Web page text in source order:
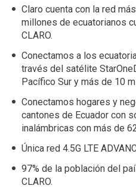
Claro cuenta con la red
millones de ecuatorianos
CLARO.
Conectamos a los
través del satélite
Pacífico Sur y más de 10
Conectamos hogares y
cantones de Ecuador con
inalámbricas con más de
Única red 4.5G LTE
97% de la población del
CLARO.